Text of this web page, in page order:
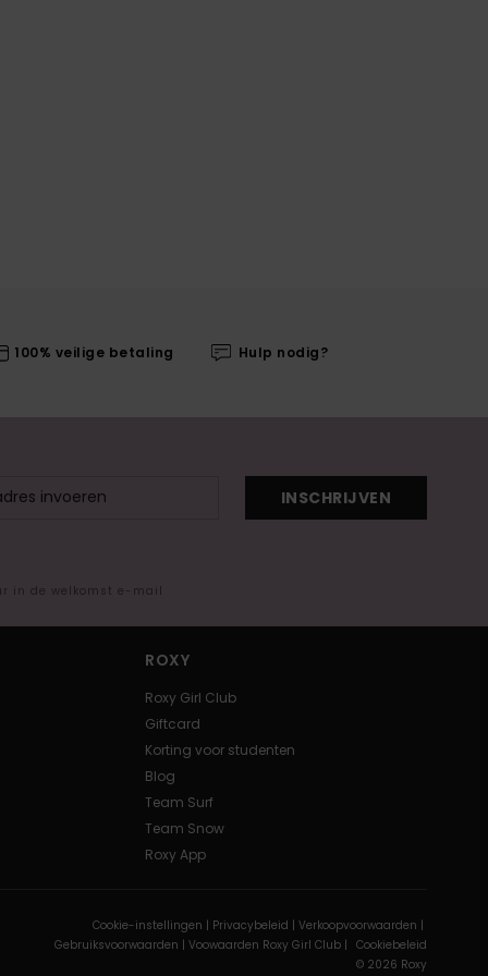
100% veilige betaling Hulp nodig?
INSCHRIJVEN
in de welkomst e-mail
ROXY
Roxy Girl Club
Giftcard
Korting voor studenten
Blog
Team Surf
Team Snow
Roxy App
Cookie-instellingen | Privacybeleid | Verkoopvoorwaarden |
Gebruiksvoorwaarden | Voowaarden Roxy Girl Club | Cookiebeleid
© 2026 Roxy